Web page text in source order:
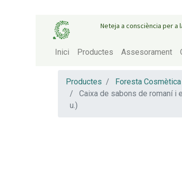
Neteja a consciència per a
Inici Productes Assesorament
Productes
Foresta
Caixa de sabons de romaní i
u.)